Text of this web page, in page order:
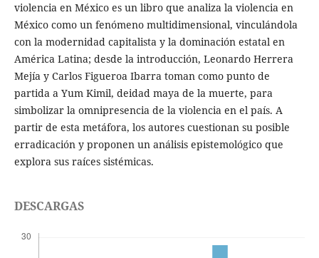
violencia en México es un libro que analiza la violencia en
México como un fenómeno multidimensional, vinculándola
con la modernidad capitalista y la dominación estatal en
América Latina; desde la introducción, Leonardo Herrera
Mejía y Carlos Figueroa Ibarra toman como punto de
partida a Yum Kimil, deidad maya de la muerte, para
simbolizar la omnipresencia de la violencia en el país. A
partir de esta metáfora, los autores cuestionan su posible
erradicación y proponen un análisis epistemológico que
explora sus raíces sistémicas.
DESCARGAS